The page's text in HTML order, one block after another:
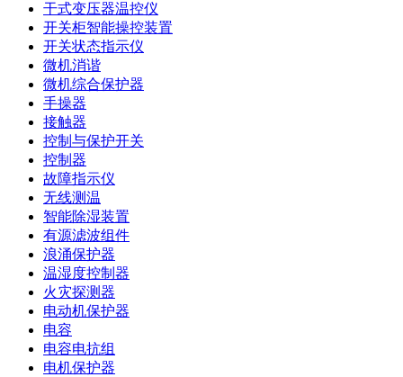
干式变压器温控仪
开关柜智能操控装置
开关状态指示仪
微机消谐
微机综合保护器
手操器
接触器
控制与保护开关
控制器
故障指示仪
无线测温
智能除湿装置
有源滤波组件
浪涌保护器
温湿度控制器
火灾探测器
电动机保护器
电容
电容电抗组
电机保护器